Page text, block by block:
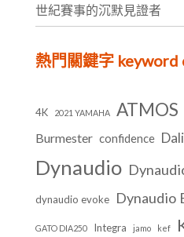
世紀賽事的沉默見證者
熱門關鍵字 keyword
4K 2021 YAMAHA ATMOS
Burmester confidence Dali
Dynaudio
dynaudio evoke Dynaudio
GATO DIA250 Integra jamo kef